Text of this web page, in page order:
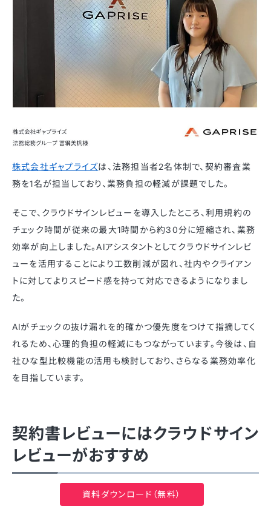
株式会社ギャプライズは、法務担当者2名体制で、契約審査業
務を1名が担当しており、業務負担の軽減が課題でした。
そこで、クラウドサインレビューを導入したところ、利用規約の
チェック時間が従来の最大1時間から約30分に短縮され、業務
効率が向上しました。AIアシスタントとしてクラウドサインレビ
ューを活用することにより工数削減が図れ、社内やクライアン
トに対してよりスピード感を持って対応できるようになりまし
た。
AIがチェックの抜け漏れを的確かつ優先度をつけて指摘してく
れるため、心理的負担の軽減にもつながっています。今後は、自
社ひな型比較機能の活用も検討しており、さらなる業務効率化
を目指しています。
契約書レビューにはクラウドサイン
レビューがおすすめ
本記事では、契約書レビューの手順や注意点などについて詳し
資料ダウンロード（無料）